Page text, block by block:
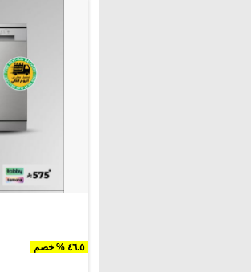
٤٦.٥ % خصم